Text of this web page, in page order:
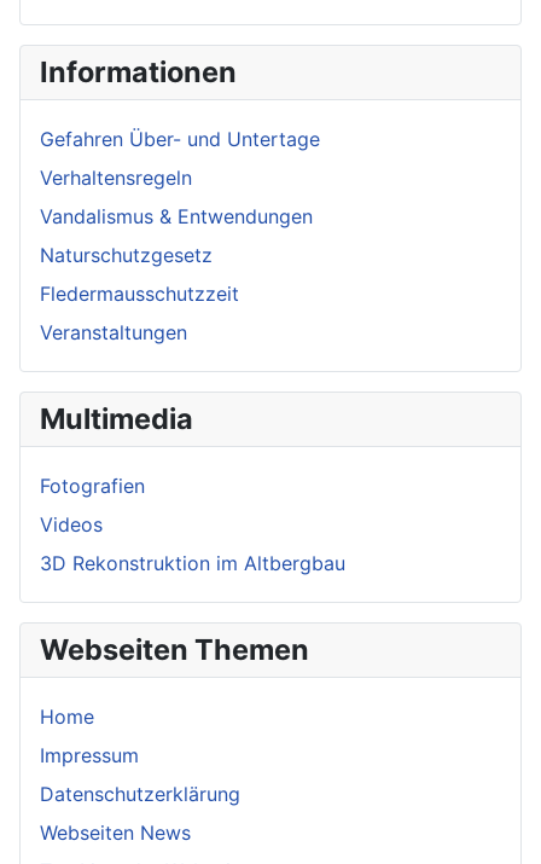
Informationen
Gefahren Über- und Untertage
Verhaltensregeln
Vandalismus & Entwendungen
Naturschutzgesetz
Fledermausschutzzeit
Veranstaltungen
Multimedia
Fotografien
Videos
3D Rekonstruktion im Altbergbau
Webseiten Themen
Home
Impressum
Datenschutzerklärung
Webseiten News